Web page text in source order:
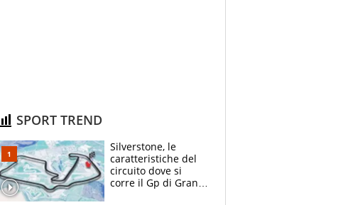
SPORT TREND
Silverstone, le
caratteristiche del
circuito dove si
corre il Gp di Gran